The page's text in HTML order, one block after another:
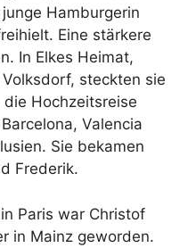
Hamburgerin
Eine stärkere
In Elkes Heimat,
steckten sie
Hochzeitsreise
Valencia
Sie bekamen
Frederik.
Paris war Christof
in Mainz geworden.